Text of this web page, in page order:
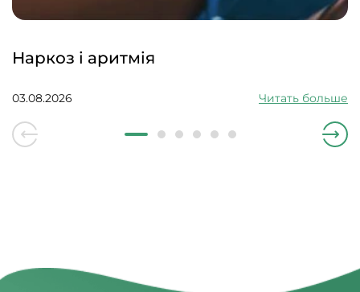
Наркоз і аритмія
03.08.2026 Читать больше